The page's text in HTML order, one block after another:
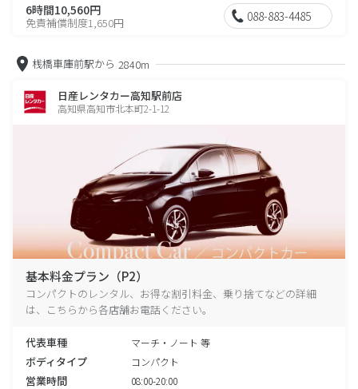
6時間10,560円
免責補償制度1,650円 088-883-4485
桟橋車庫前駅から 2840m
日産レンタカー高知駅前店
高知県高知市北本町2-1-12
基本料金プラン（P2）
コンパクトのレンタル、お得な割引料金、乗り捨てなどの詳細
は、こちらから各店舗お電話ください。
代表車種 マーチ・ノート 等
ボディタイプ コンパクト
営業時間 08:00-20:00